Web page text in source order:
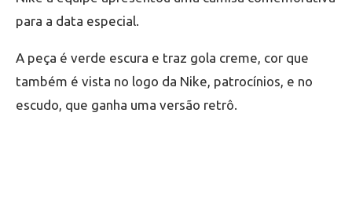
para a data especial.
A peça é verde escura e traz gola creme, cor que
também é vista no logo da Nike, patrocínios, e no
escudo, que ganha uma versão retrô.